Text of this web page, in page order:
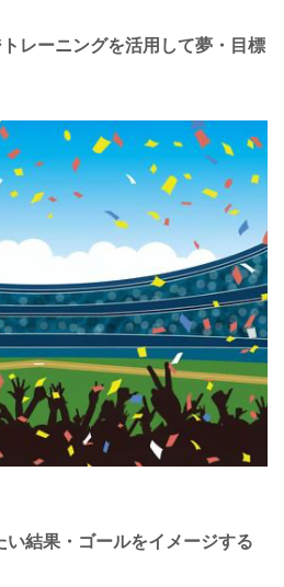
レーニングを活用して夢・目標
い結果・ゴールをイメージする